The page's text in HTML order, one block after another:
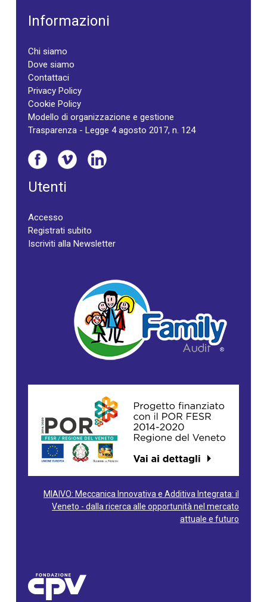
Informazioni
Chi siamo
Dove siamo
Contattaci
Privacy Policy
Cookie Policy
Modello di organizzazione e gestione
Trasparenza - Legge 4 agosto 2017, n. 124
Utenti
Accesso
Registrati subito
Iscriviti alla Newsletter
MIAIVO: Meccanica Innovativa e Additiva Integrata: il
Veneto - dalla ricerca alle opportunità nel mercato
attuale e futuro